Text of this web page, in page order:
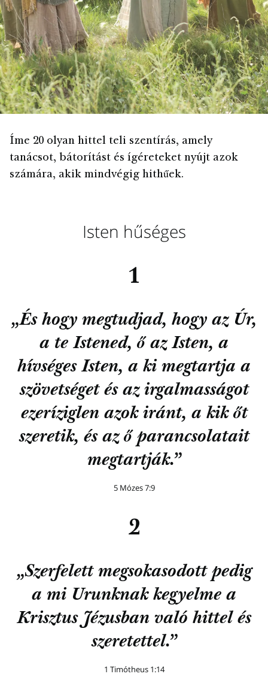
Íme 20 olyan hittel teli szentírás, amely
tanácsot, bátorítást és ígéreteket nyújt azok
számára, akik mindvégig hithűek.
Isten hűséges
1
„És hogy megtudjad, hogy az Úr,
a te Istened, ő az Isten, a
hívséges Isten, a ki megtartja a
szövetséget és az irgalmasságot
ezeríziglen azok iránt, a kik őt
szeretik, és az ő parancsolatait
megtartják.”
5 Mózes 7:9
2
„Szerfelett megsokasodott pedig
a mi Urunknak kegyelme a
Krisztus Jézusban való hittel és
szeretettel.”
1 Timótheus 1:14